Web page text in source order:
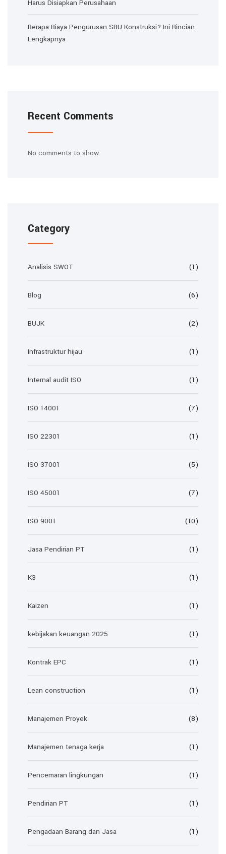
Harus Disiapkan Perusahaan
Berapa Biaya Pengurusan SBU Konstruksi? Ini Rincian
Lengkapnya
Recent Comments
No comments to show.
Category
Analisis SWOT (1)
Blog (6)
BUJK (2)
Infrastruktur hijau (1)
Internal audit ISO (1)
ISO 14001 (7)
ISO 22301 (1)
ISO 37001 (5)
ISO 45001 (7)
ISO 9001 (10)
Jasa Pendirian PT (1)
K3 (1)
Kaizen (1)
kebijakan keuangan 2025 (1)
Kontrak EPC (1)
Lean construction (1)
Manajemen Proyek (8)
Manajemen tenaga kerja (1)
Pencemaran lingkungan (1)
Pendirian PT (1)
Pengadaan Barang dan Jasa (1)